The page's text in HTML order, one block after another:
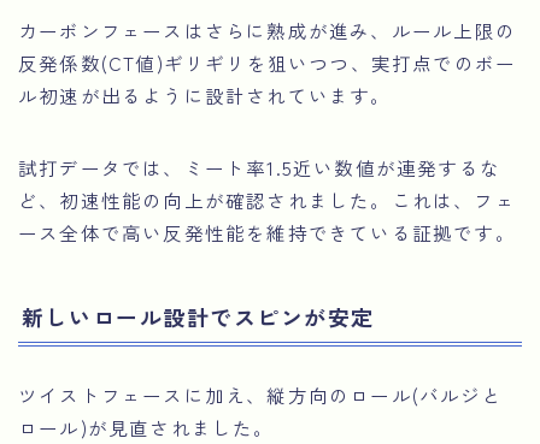
カーボンフェースはさらに熟成が進み、ルール上限の
反発係数(CT値)ギリギリを狙いつつ、実打点でのボー
ル初速が出るように設計されています。
試打データでは、ミート率1.5近い数値が連発するな
ど、初速性能の向上が確認されました。これは、フェ
ース全体で高い反発性能を維持できている証拠です。
新しいロール設計でスピンが安定
ツイストフェースに加え、縦方向のロール(バルジと
ロール)が見直されました。